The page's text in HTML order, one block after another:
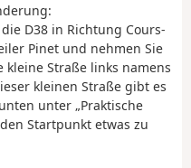
D38 in Richtung Cours-
Pinet und nehmen Sie
Straße links namens
kleinen Straße gibt es
unter „Praktische
Startpunkt etwas zu